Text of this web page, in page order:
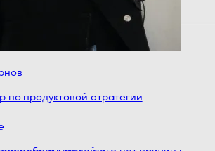
продуктовой стратегии